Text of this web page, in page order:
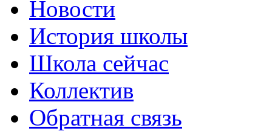
Новости
История школы
Школа сейчас
Коллектив
Обратная связь